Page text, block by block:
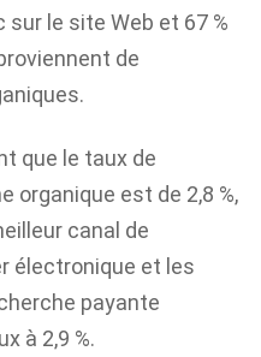
sur le site Web et 67 %
de
que le taux de
organique est de 2,8 %,
canal de
électronique et les
payante
à 2,9 %.